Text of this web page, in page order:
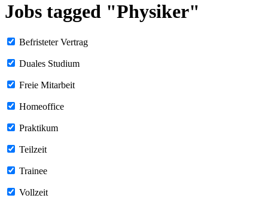
Jobs tagged "Physiker"
Befristeter Vertrag
Duales Studium
Freie Mitarbeit
Homeoffice
Praktikum
Teilzeit
Trainee
Vollzeit